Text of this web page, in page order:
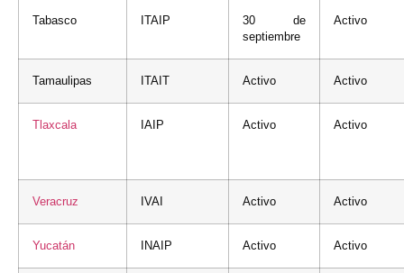
Tabasco ITAIP
30 de
septiembre
Activo
Tamaulipas ITAIT Activo Activo
Tlaxcala IAIP Activo Activo
Veracruz IVAI Activo Activo
Yucatán INAIP Activo Activo